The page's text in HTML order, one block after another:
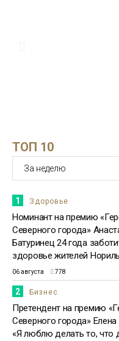
15:51
23 июля
приятно,
голоса
ТОП 10
1 Здоровье
Номинант на премию
Северного города»
Батуринец 24 года
здоровье жителей
06 августа 778
2 Бизнес
Претендент на премию
Северного города»
«Я люблю делать то, что